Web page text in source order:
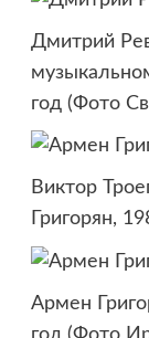
Дмитрий
год (Фото
Виктор
Григорян,
Армен